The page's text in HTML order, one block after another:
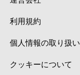
利用規約
個人情報の取り扱い
クッキーについて